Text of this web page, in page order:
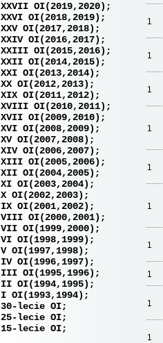
XXVII OI(2019,2020)
XXVI OI(2018,2019)
XXV OI(2017,2018)
XXIV OI(2016,2017)
XXIII OI(2015,2016)
XXII OI(2014,2015)
XXI OI(2013,2014)
XX OI(2012,2013)
XIX OI(2011,2012)
XVIII OI(2010,2011)
XVII OI(2009,2010)
XVI OI(2008,2009)
XV OI(2007,2008)
XIV OI(2006,2007)
XIII OI(2005,2006)
XII OI(2004,2005)
XI OI(2003,2004)
X OI(2002,2003)
IX OI(2001,2002)
VIII OI(2000,2001)
VII OI(1999,2000)
VI OI(1998,1999)
V OI(1997,1998)
IV OI(1996,1997)
III OI(1995,1996)
II OI(1994,1995)
I OI(1993,1994)
30-lecie OI
25-lecie OI
15-lecie OI
1
1
1
1
1
1
1
1
1
1